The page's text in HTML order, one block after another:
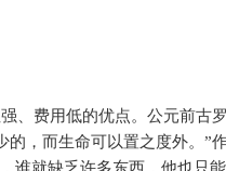
、费用低的优点。公元前古
，而生命可以置之度外。”